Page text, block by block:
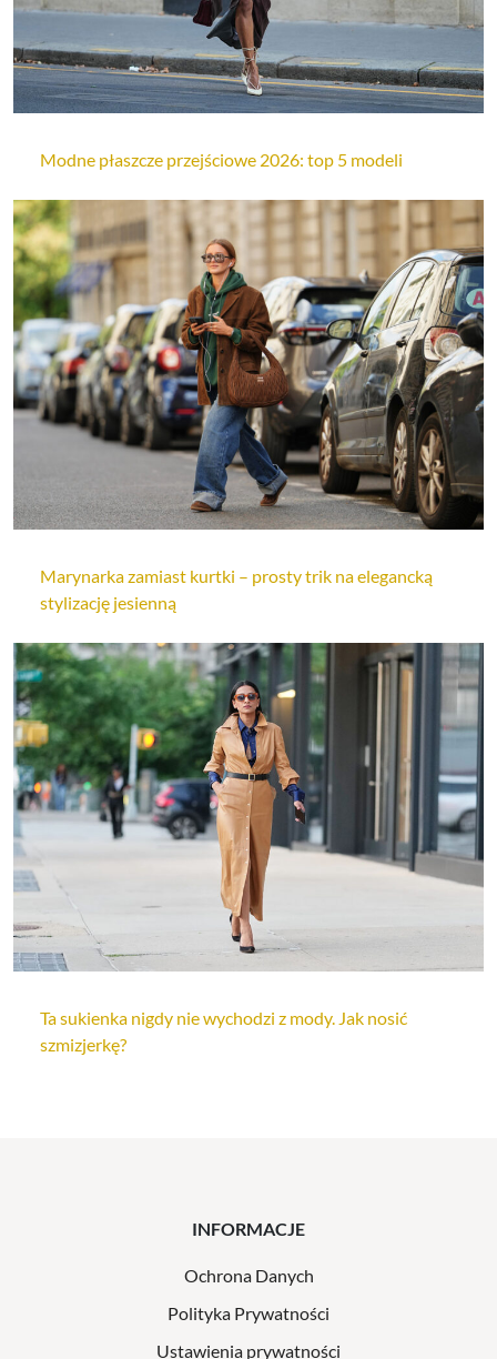
Modne płaszcze przejściowe 2026: top 5 modeli
Marynarka zamiast kurtki – prosty trik na elegancką
stylizację jesienną
Ta sukienka nigdy nie wychodzi z mody. Jak nosić
szmizjerkę?
INFORMACJE
Ochrona Danych
Polityka Prywatności
Ustawienia prywatności